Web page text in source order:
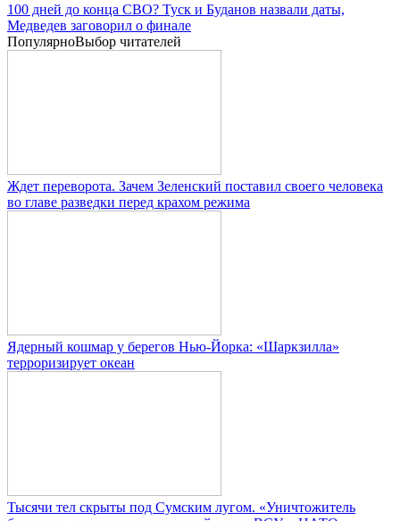
100 дней до конца СВО? Туск и Буданов назвали даты,
Медведев заговорил о финале
ПопулярноВыбор читателей
Ждет переворота. Зачем Зеленский поставил своего человека
во главе разведки перед крахом режима
Ядерный кошмар у берегов Нью-Йорка: «Шаркзилла»
терроризирует океан
Тысячи тел скрыты под Сумским лугом. «Уничтожитель